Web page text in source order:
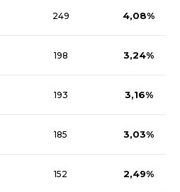
249 4,08%
198 3,24%
193 3,16%
185 3,03%
152 2,49%